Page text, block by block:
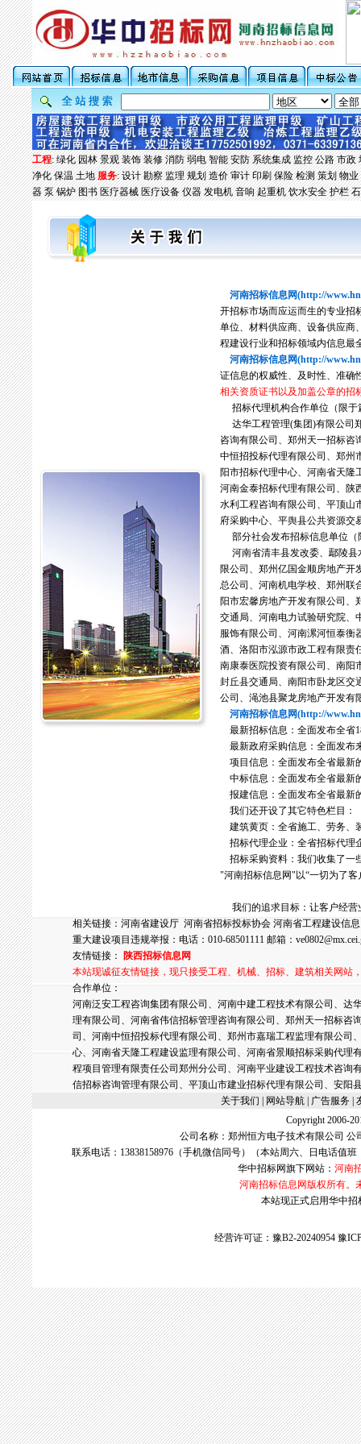
工程:绿化 园林 景观 装饰 装修 消防 弱电 智能 安防 系统集成 监控 公路 市政
净化 保温 土地 服务:设计 勘察 监理 规划 造价 审计 印刷 保险 检测 策划 物业
器 泵 锅炉 图书 医疗器械 医疗设备 仪器 发电机 音响 起重机 饮水安全 护栏
河南招标信息网(http://
开招标市场而应运而生的专业招
单位、材料供应商、设备供应商
程建设行业和招标领域内信息最
河南招标信息网(http://
证信息的权威性、及时性、准确
相关资质证书以及加盖公章的招
招标代理机构合作单位（限于
达华工程管理(集团)有限公司
咨询有限公司、郑州天一招标咨
中恒招投标代理有限公司、郑州
阳市招标代理中心、河南省天隆
河南金泰招标代理有限公司、陕
水利工程咨询有限公司、平顶山
府采购中心、平舆县公共资源交
部分社会发布招标信息单位（
河南省清丰县发改委、鄢陵县
限公司、郑州亿国金顺房地产开
总公司、河南机电学校、郑州联
阳市宏馨房地产开发有限公司、
交通局、河南电力试验研究院、
服饰有限公司、河南漯河恒泰衡
酒、洛阳市泓源市政工程有限责
南康泰医院投资有限公司、南阳
封丘县交通局、南阳市卧龙区交
公司、渑池县聚龙房地产开发有
河南招标信息网(http://
最新招标信息：全面发布全省
最新政府采购信息：全面发布
项目信息：全面发布全省最新
中标信息：全面发布全省最新
报建信息：全面发布全省最新
我们还开设了其它特色栏目：
建筑黄页：全省施工、劳务、
招标代理企业：全省招标代理
招标采购资料：我们收集了一
"河南招标信息网"以“一切为了
我们的追求目标：让客户经营
相关链接： 河南省建设厅 河南省招标投标协会 河南省工程建设信
重大建设项目违规举报：电话：010-68501111 邮箱：
友情链接：
陕西招标信息网
本站现诚征友情链接，现只接受工程、机械、招标、建筑相关网站
合作单位：
河南泛安工程咨询集团有限公司、河南中建工程技术有限公司、
理有限公司、河南省伟信招标管理咨询有限公司、郑州天一招标
司、河南中恒招投标代理有限公司、郑州市嘉瑞工程监理有限公
心、河南省天隆工程建设监理有限公司、河南省景顺招标采购代
程项目管理有限责任公司郑州分公司、河南平业建设工程技术咨
信招标咨询管理有限公司、平顶山市建业招标代理有限公司、安阳
关于我们 | 网站导航 | 广告服务 |
Copyright 2006-
公司名称：郑州恒方电子技术有限公司
联系电话：13838158976（手机微信同号）（本站周六、日电话值
华中招标网旗下网站： 河南
河南招标信息网版权所有。
本站现正式启用华中招
经营许可证：豫B2-20240954 豫